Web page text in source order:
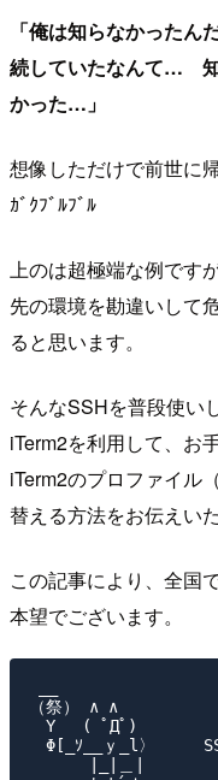
「俺は知らなかった
続していたなんて… 知
かった…」
想像しただけで前世に
ｶﾞｸﾌﾞﾙﾌﾞﾙ
上のは超極端な例です
先の環境を勘違いして
ると思います。
そんなSSHを普段使い
iTerm2を利用して、お
iTerm2のプロファイル
替える方法をお伝えい
この記事により、全国
本望でございます。
（祭） ∧ ∧
Y　 ( ﾟДﾟ)
Φ[_ｿ__ｙ_l〉